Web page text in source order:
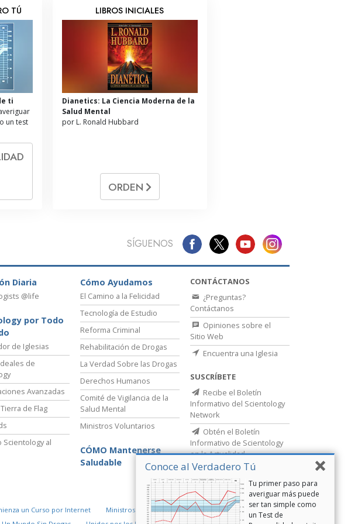
Conoce al Verdadero Tú
Tu primer paso para
averiguar más puede
ser tan simple como
un Test de
TÚ
ti
un test
LIBROS INICIALES
Dianetics: La Ciencia Moderna de la
Salud Mental
por L. Ronald Hubbard
ORDEN
SÍGUENOS
Diaria
@life
por Todo
de Iglesias
de
Avanzadas
de Flag
Scientology al
Cómo Ayudamos
El Camino a la Felicidad
Tecnología de Estudio
Reforma Criminal
Rehabilitación de Drogas
La Verdad Sobre las Drogas
Derechos Humanos
Comité de Vigilancia de la
Salud Mental
Ministros Voluntarios
CÓMO Mantenerse
Saludable
CONTÁCTANOS
¿Preguntas?
Contáctanos
Opiniones sobre el
Sitio Web
Encuentra una Iglesia
SUSCRÍBETE
Recibe el Boletín
Informativo del Scientology
Network
Obtén el Boletín
Informativo de Scientology
en la Actualidad
un Curso por Internet
Ministros Voluntarios de Scientology